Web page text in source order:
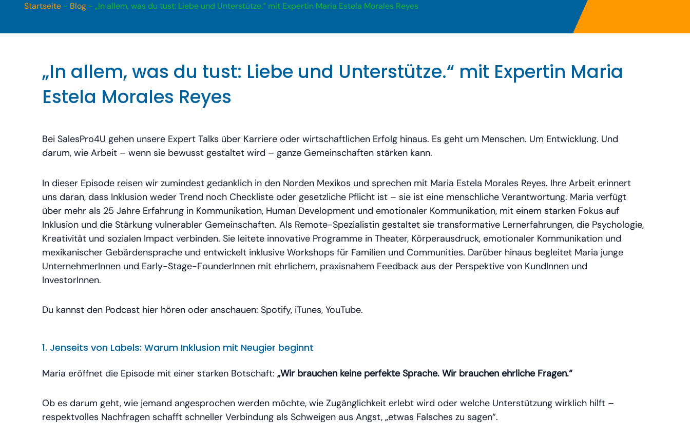
Startseite - Blog - „In allem, was du tust: Liebe und Unterstütze.“ mit Expertin Maria Estela Morales Reyes
„In allem, was du tust: Liebe und Unterstütze.“ mit Expertin Maria
Estela Morales Reyes
Bei SalesPro4U gehen unsere Expert Talks über Karriere oder wirtschaftlichen Erfolg hinaus. Es geht um Menschen. Um Entwicklung. Und
darum, wie Arbeit – wenn sie bewusst gestaltet wird – ganze Gemeinschaften stärken kann.
In dieser Episode reisen wir zumindest gedanklich in den Norden Mexikos und sprechen mit Maria Estela Morales Reyes. Ihre Arbeit erinnert
uns daran, dass Inklusion weder Trend noch Checkliste oder gesetzliche Pflicht ist – sie ist eine menschliche Verantwortung. Maria verfügt
über mehr als 25 Jahre Erfahrung in Kommunikation, Human Development und emotionaler Kommunikation, mit einem starken Fokus auf
Inklusion und die Stärkung vulnerabler Gemeinschaften. Als Remote-Spezialistin gestaltet sie transformative Lernerfahrungen, die Psychologie,
Kreativität und sozialen Impact verbinden. Sie leitete innovative Programme in Theater, Körperausdruck, emotionaler Kommunikation und
mexikanischer Gebärdensprache und entwickelt inklusive Workshops für Familien und Communities. Darüber hinaus begleitet Maria junge
UnternehmerInnen und Early-Stage-FounderInnen mit ehrlichem, praxisnahem Feedback aus der Perspektive von KundInnen und
InvestorInnen.
Du kannst den Podcast hier hören oder anschauen: Spotify, iTunes, YouTube.
1. Jenseits von Labels: Warum Inklusion mit Neugier beginnt
Maria eröffnet die Episode mit einer starken Botschaft: „Wir brauchen keine perfekte Sprache. Wir brauchen ehrliche Fragen.“
Ob es darum geht, wie jemand angesprochen werden möchte, wie Zugänglichkeit erlebt wird oder welche Unterstützung wirklich hilft –
respektvolles Nachfragen schafft schneller Verbindung als Schweigen aus Angst, „etwas Falsches zu sagen“.